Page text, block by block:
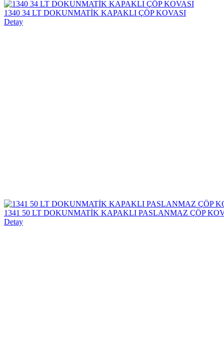
1340 34 LT DOKUNMATİK KAPAKLI ÇÖP KOVASI
Detay
1341 50 LT DOKUNMATİK KAPAKLI PASLANMAZ ÇÖP
Detay